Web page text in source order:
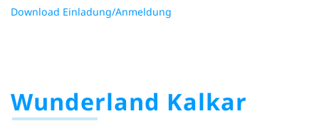
Download Einladung/Anmeldung
Wunderland Kalkar